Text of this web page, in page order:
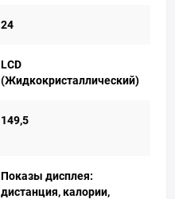
24
LCD
(Жидкокристаллический)
149,5
Показы дисплея:
дистанция, калории,